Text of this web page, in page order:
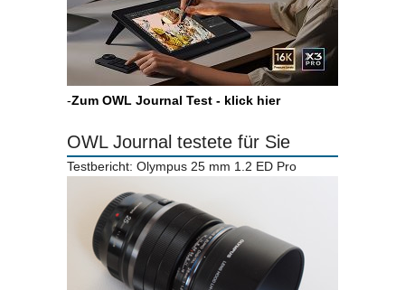
-Zum OWL Journal Test - klick hier
OWL Journal testete für Sie
Testbericht: Olympus 25 mm 1.2 ED Pro